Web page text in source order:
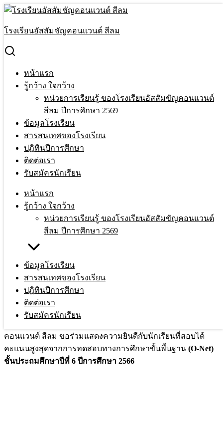
Skip
content
โรงเรียนอัสสัมชัญคอนแวนต์ สีลม
หน้าแรก
รู้กว้าง ใจกว้าง
หน่วยการเรียนรู้ ของโรงเรียนอัสสัมขัญคอนแวนต์
สีลม ปีการศึกษา 2569
ข้อมูลโรงเรียน
สารสนเทศของโรงเรียน
ปฎิทินปีการศึกษา
ติดต่อเรา
รับสมัครนักเรียน
หน้าแรก
รู้กว้าง ใจกว้าง
หน่วยการเรียนรู้ ของโรงเรียนอัสสัมขัญคอนแวนต์
สีลม ปีการศึกษา 2569
ข้อมูลโรงเรียน
สารสนเทศของโรงเรียน
ปฎิทินปีการศึกษา
ติดต่อเรา
รับสมัครนักเรียน
for:
ศึกษาขั้นพื้นฐาน (O-Net) ชั้นประถมศึกษาปีที่ 6 ปีการศึกษา
หน้าแรก›งานสารสนเทศ
นักเรียนที่สอบได้คะแนนสูงสุดจากการทดสอบทางการศึกษาขั้น
พื้นฐาน (O-Net) ชั้นประถมศึกษาปีที่ 6 ปีการศึกษา 2566
ยินดีกับนักเรียนที่สอบได้คะแนนสูงสุดจาก
การทดสอบทางการศึกษาขั้นพื้นฐาน (O-
Net) ชั้นประถมศึกษาปีที่ 6 ปีการศึกษา
2566
1 Apr 20241 Apr 2024
สารสนเทศฝ่ายวิชาการ
ยินดีกับนักเรียนที่สอบได้คะแนนสูงสุดจาก
การทดสอบทางการศึกษาขั้นพื้นฐาน
Net) ชั้นประถมศึกษาปีที่ 6 ปีการศึกษา
2566
คอนแวนต์ สีลม ขอร่วมแสดงความยินดีกับนักเรียนที่สอบได้
คะแนนสูงสุดจากการทดสอบทางการศึกษาขั้นพื้นฐาน (O-Net)
ชั้นประถมศึกษาปีที่ 6 ปีการศึกษา 2566